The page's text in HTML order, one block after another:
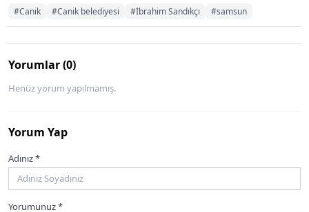
#Canik #Canik belediyesi #İbrahim Sandıkçı #samsun
Yorumlar (0)
Henüz yorum yapılmamış.
Yorum Yap
Adınız *
Yorumunuz *